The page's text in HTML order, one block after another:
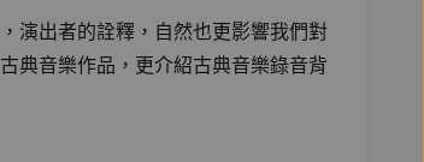
演出者的詮釋，自然也更影響我們對
典音樂作品，更介紹古典音樂錄音背